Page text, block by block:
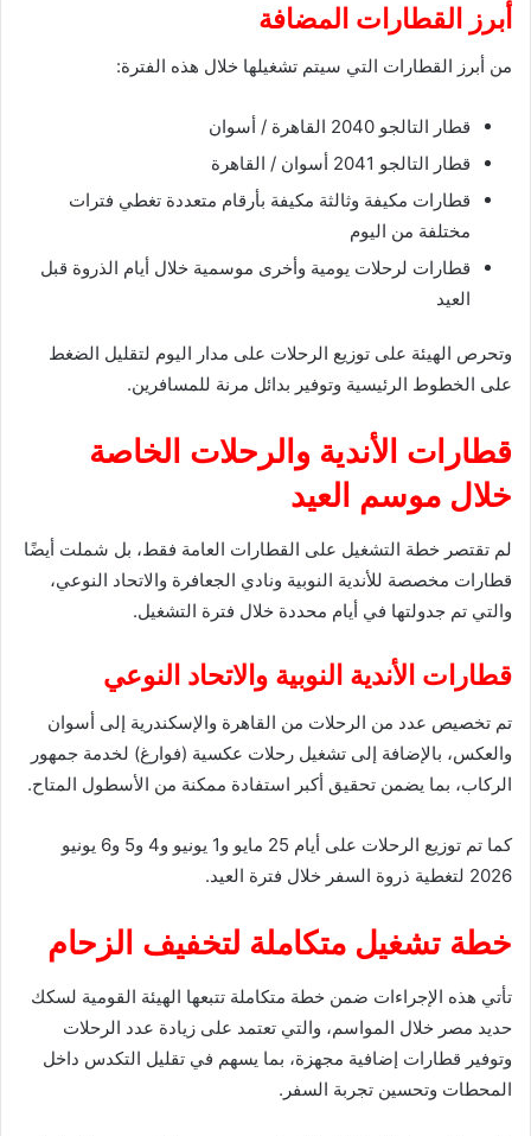
أبرز القطارات المضافة
من أبرز القطارات التي سيتم تشغيلها خلال هذه الفترة:
قطار التالجو 2040 القاهرة / أسوان
قطار التالجو 2041 أسوان / القاهرة
قطارات مكيفة وثالثة مكيفة بأرقام متعددة تغطي فترات
مختلفة من اليوم
قطارات لرحلات يومية وأخرى موسمية خلال أيام الذروة قبل
العيد
وتحرص الهيئة على توزيع الرحلات على مدار اليوم لتقليل الضغط
على الخطوط الرئيسية وتوفير بدائل مرنة للمسافرين.
قطارات الأندية والرحلات الخاصة
خلال موسم العيد
لم تقتصر خطة التشغيل على القطارات العامة فقط، بل شملت أيضًا
قطارات مخصصة للأندية النوبية ونادي الجعافرة والاتحاد النوعي،
والتي تم جدولتها في أيام محددة خلال فترة التشغيل.
قطارات الأندية النوبية والاتحاد النوعي
تم تخصيص عدد من الرحلات من القاهرة والإسكندرية إلى أسوان
والعكس، بالإضافة إلى تشغيل رحلات عكسية (فوارغ) لخدمة جمهور
الركاب، بما يضمن تحقيق أكبر استفادة ممكنة من الأسطول المتاح.
كما تم توزيع الرحلات على أيام 25 مايو و1 يونيو و4 و5 و6 يونيو
2026 لتغطية ذروة السفر خلال فترة العيد.
خطة تشغيل متكاملة لتخفيف الزحام
تأتي هذه الإجراءات ضمن خطة متكاملة تتبعها الهيئة القومية لسكك
حديد مصر خلال المواسم، والتي تعتمد على زيادة عدد الرحلات
وتوفير قطارات إضافية مجهزة، بما يسهم في تقليل التكدس داخل
المحطات وتحسين تجربة السفر.